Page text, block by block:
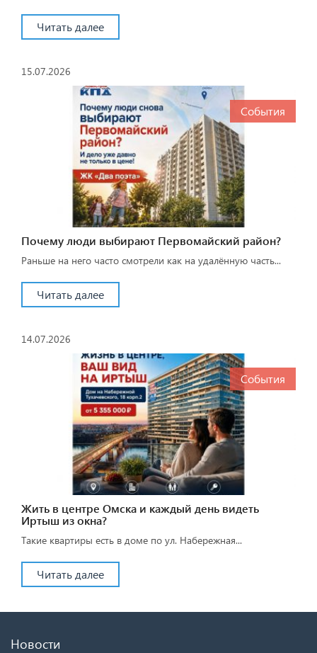
Читать далее
15.07.2026
События
Почему люди выбирают Первомайский район?
Раньше на него часто смотрели как на удалённую часть...
Читать далее
14.07.2026
События
Жить в центре Омска и каждый день видеть
Иртыш из окна?
Такие квартиры есть в доме по ул. Набережная...
Читать далее
Новости